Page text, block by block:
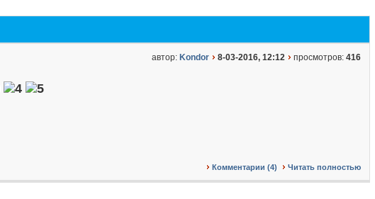
автор: Kondor 8-03-2016, 12:12 просмотров: 416
Комментарии (4) Читать полностью